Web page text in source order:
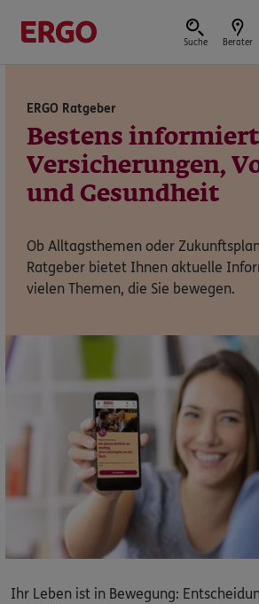
Suche Berater
Versicherungen & Finanzen
Jetzt Förderung selbst
Nicht sicher, was Sie benötigen?
Dann lassen Sie sich helfen.
ERGO Ratgeber
Bestens
Versicherungen,
und Gesundheit
Ob Alltagsthemen oder
Ratgeber bietet Ihnen aktuelle
vielen Themen, die Sie bewegen.
Ihr Leben ist in Bewegung: